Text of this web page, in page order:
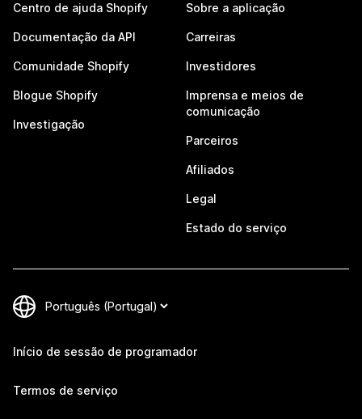
Centro de ajuda Shopify
Documentação da API
Comunidade Shopify
Blogue Shopify
Investigação
Sobre a aplicação
Carreiras
Investidores
Imprensa e meios de
comunicação
Parceiros
Afiliados
Legal
Estado do serviço
Início de sessão de programador
Termos de serviço